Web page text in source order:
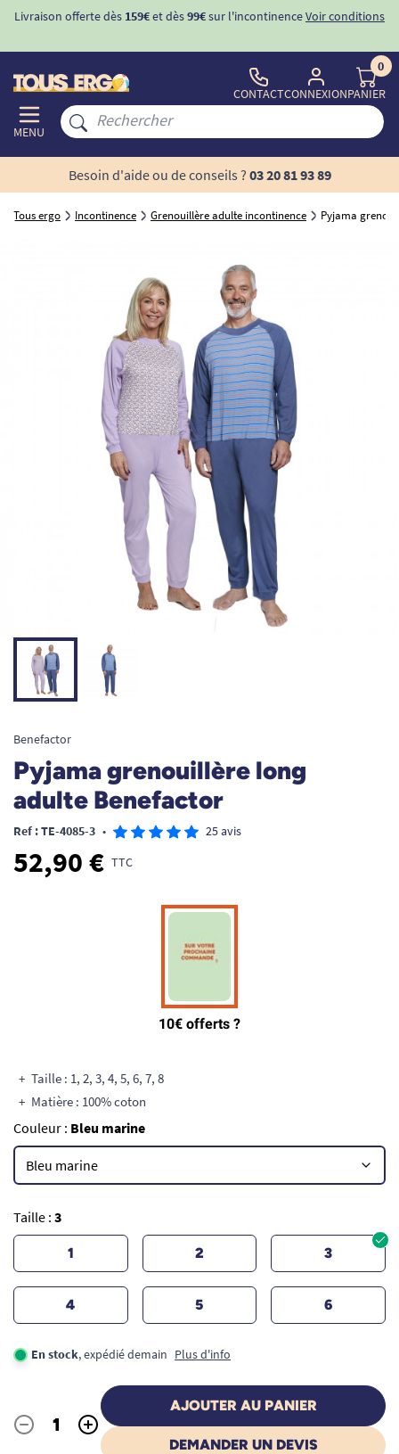
Livraison offerte dès 159€et dès99€sur l'incontinenceVoir conditions
MENU
CONTACTCONNEXION
0
PANIER
Besoin d'aide ou de conseils ? 03 20 81 93 89
Tous ergo Incontinence Grenouillère adulte incontinence Pyjama
Benefactor
Pyjama grenouillère long
adulte Benefactor
Ref : TE-4085-3 • 25 avis
52,90 € TTC
Taille : 1, 2, 3, 4, 5, 6, 7, 8
Matière : 100% coton
Couleur : Bleu marine
Taille : 3
1 2 3
4 5 6
En stock, expédié demain Plus d'info
Quantité
- +
AJOUTER AU PANIER
DEMANDER UN DEVIS